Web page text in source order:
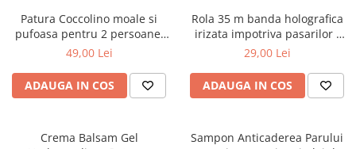
Patura Coccolino moale si
pufoasa pentru 2 persoane,
200X230 cm, Grena
49,00 Lei
ADAUGA IN COS
Rola 35 m banda holografica
irizata impotriva pasarilor -
porumbei, grauri, vrabii
29,00 Lei
ADAUGA IN COS
Crema Balsam Gel
Sampon Anticaderea Parului